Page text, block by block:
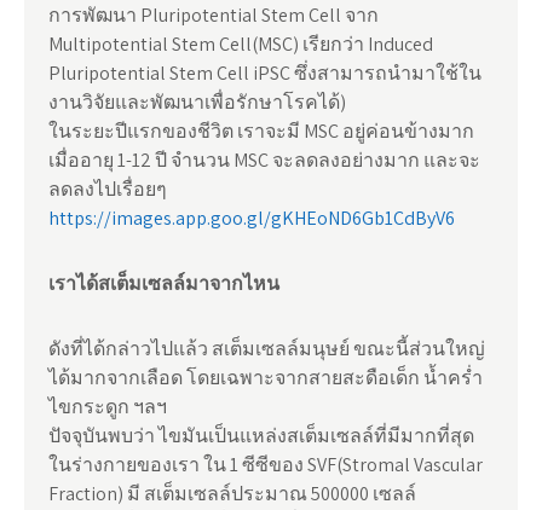
การพัฒนา Pluripotential Stem Cell จาก
Multipotential Stem Cell(MSC) เรียกว่า Induced
Pluripotential Stem Cell iPSC ซึ่งสามารถนำมาใช้ใน
งานวิจัยและพัฒนาเพื่อรักษาโรคได้)
ในระยะปีแรกของชีวิต เราจะมี MSC อยู่ค่อนข้างมาก
เมื่ออายุ 1-12 ปี จำนวน MSC จะลดลงอย่างมาก และจะ
ลดลงไปเรื่อยๆ
https://images.app.goo.gl/gKHEoND6Gb1CdByV6
เราได้สเต็มเซลล์มาจากไหน
ดังที่ได้กล่าวไปแล้ว สเต็มเซลล์มนุษย์ ขณะนี้ส่วนใหญ่
ได้มากจากเลือด โดยเฉพาะจากสายสะดือเด็ก น้ำคร่ำ
ไขกระดูก ฯลฯ
ปัจจุบันพบว่า ไขมันเป็นแหล่งสเต็มเซลล์ที่มีมากที่สุด
ในร่างกายของเรา ใน 1 ซีซีของ SVF(Stromal Vascular
Fraction) มี สเต็มเซลล์ประมาณ 500000 เซลล์